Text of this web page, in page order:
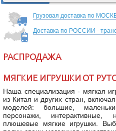
Грузовая доставка по
Доставка по РОССИИ -
РАСПРОДАЖА
МЯГКИЕ ИГРУШКИ ОТ
Наша специализация - мягкая
из Китая и других стран,
моделей: большие,
персонажи,
плюшевые мягкие игрушки.